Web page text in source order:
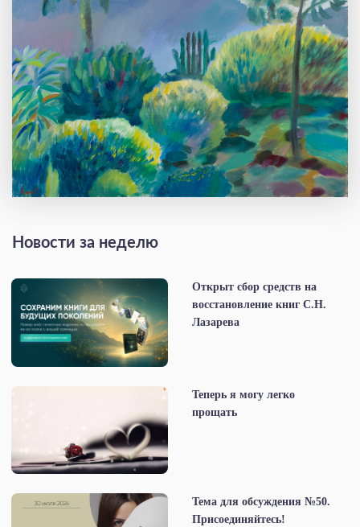
Новости за неделю
Открыт сбор средств на
восстановление книг С.Н.
Лазарева
Теперь я могу легко
прощать
Тема для обсуждения №50.
Присоединяйтесь!